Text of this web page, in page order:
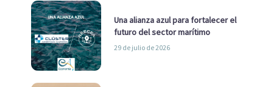
Una alianza azul para fortalecer el
futuro del sector marítimo
29 de julio de 2026